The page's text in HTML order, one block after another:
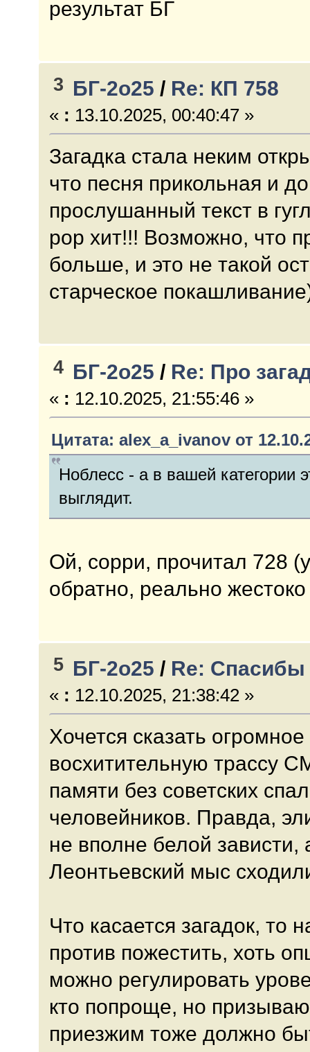
результат БГ
3 БГ-2о25 / Re: КП 758
« : 13.10.2025, 00:40:47 »
Загадка стала неким
что песня прикольная и
прослушанный текст в
pop хит!!! Возможно, что
больше, и это не такой
старческое
4 БГ-2о25 / Re: Про
« : 12.10.2025, 21:55:46 »
Цитата: alex_a_ivanov от
Ноблесс - а в вашей категории
выглядит.
Ой, сорри, прочитал 728
обратно, реально жестоко
5 БГ-2о25 / Re: Спасибы
« : 12.10.2025, 21:38:42 »
Хочется сказать
восхитительную трассу
памяти без советских
человейников. Правда,
не вполне белой
Леонтьевский мыс
Что касается загадок, то
против пожестить, хоть
можно регулировать
кто попроще, но
приезжим тоже должно